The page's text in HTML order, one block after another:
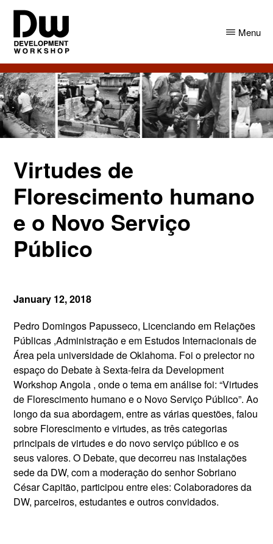
Skip
main
content
Skip
primary
sidebar
DW
Angola
Development
Workshop
Angola
Menu
Virtudes de
Florescimento humano
e o Novo Serviço
Público
January 12, 2018
Pedro Domingos Papusseco, Licenciando em Relações
Públicas ,Administração e em Estudos Internacionais de
Área pela universidade de Oklahoma. Foi o prelector no
espaço do Debate à Sexta-feira da Development
Workshop Angola , onde o tema em análise foi: “Virtudes
de Florescimento humano e o Novo Serviço Público”. Ao
longo da sua abordagem, entre as várias questões, falou
sobre Florescimento e virtudes, as três categorias
principais de virtudes e do novo serviço público e os
seus valores. O Debate, que decorreu nas instalações
sede da DW, com a moderação do senhor Sobriano
César Capitão, participou entre eles: Colaboradores da
DW, parceiros, estudantes e outros convidados.